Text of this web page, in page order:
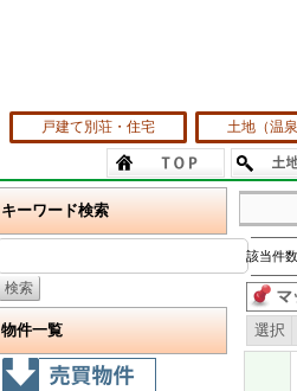
戸建て別荘・住宅 土地（温
キーワード検索
物件一覧
該当件
選択